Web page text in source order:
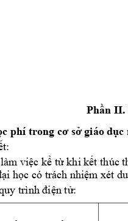
Phần II.
phí trong cơ sở giáo dục
việc kể từ khi kết thúc
học có trách nhiệm xét
trình điện tử: